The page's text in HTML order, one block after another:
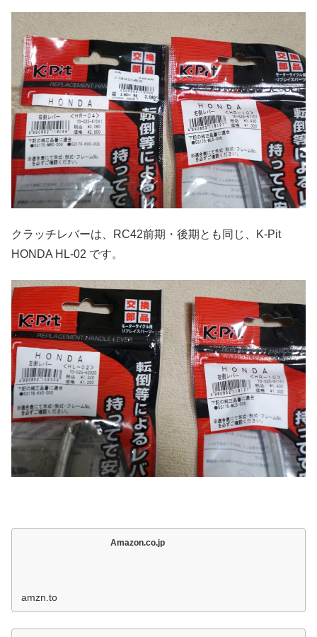
クラッチレバーは、RC42前期・後期とも同じ、K-Pit
HONDA HL-02 です。
Amazon.co.jp
amzn.to